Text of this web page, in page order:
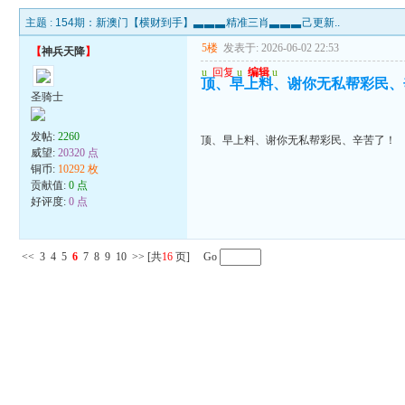
主题 : 154期：新澳门【横财到手】▃▃▃精准三肖▃▃▃己更新..
【神兵天降】
圣骑士
发帖:2260
威望:20320 点
铜币: 10292 枚
贡献值:0 点
好评度:0 点
5楼 发表于: 2026-06-02 22:53
u 回复 u 编辑 u
顶、早上料、谢你无私帮彩民、
顶、早上料、谢你无私帮彩民、辛苦了！
<< 3 4 5 6 7 8 9 10 >> [共16 页] Go